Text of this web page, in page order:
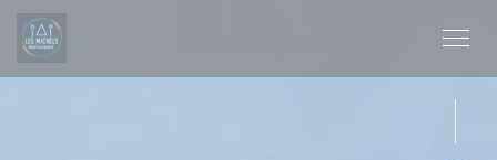
クッキー利用の管理について